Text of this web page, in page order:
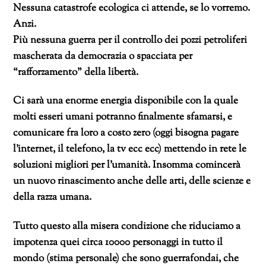
Nessuna catastrofe ecologica ci attende, se lo vorremo.
Anzi.
Più nessuna guerra per il controllo dei pozzi petroliferi
mascherata da democrazia o spacciata per
“rafforzamento” della libertà.
Ci sarà una enorme energia disponibile con la quale
molti esseri umani potranno finalmente sfamarsi, e
comunicare fra loro a costo zero (oggi bisogna pagare
l’internet, il telefono, la tv ecc ecc) mettendo in rete le
soluzioni migliori per l’umanità. Insomma comincerà
un nuovo rinascimento anche delle arti, delle scienze e
della razza umana.
Tutto questo alla misera condizione che riduciamo a
impotenza quei circa 10000 personaggi in tutto il
mondo (stima personale) che sono guerrafondai, che